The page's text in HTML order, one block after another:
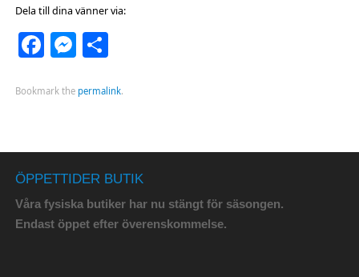
Dela till dina vänner via:
Facebook
Messenger
Dela
Bookmark the permalink.
ÖPPETTIDER BUTIK
Våra fysiska butiker har nu stängt för säsongen.
Endast öppet efter överenskommelse.